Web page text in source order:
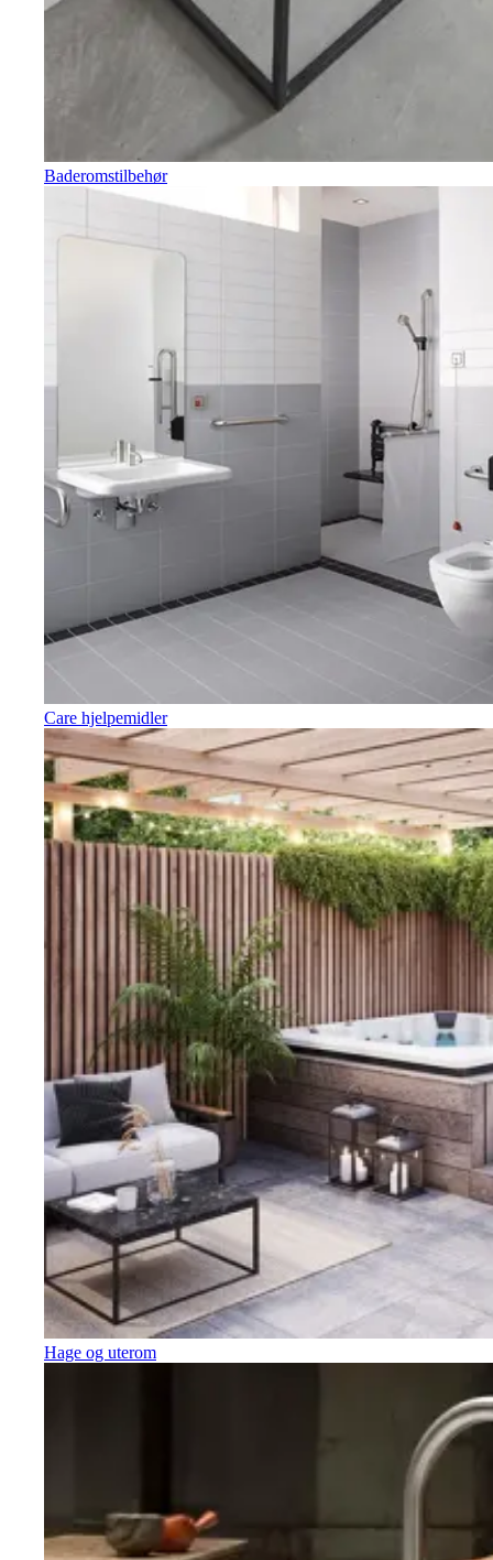
Baderomstilbehør
Care hjelpemidler
Hage og uterom